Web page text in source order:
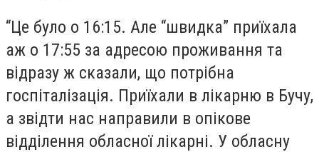
“Це було о 16:15. Але “швидка” приїхала
аж о 17:55 за адресою проживання та
відразу ж сказали, що потрібна
госпіталізація. Приїхали в лікарню в Бучу,
а звідти нас направили в опікове
відділення обласної лікарні. У обласну